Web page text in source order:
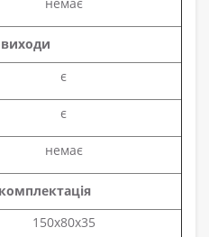
є
є
немає
150x80x35